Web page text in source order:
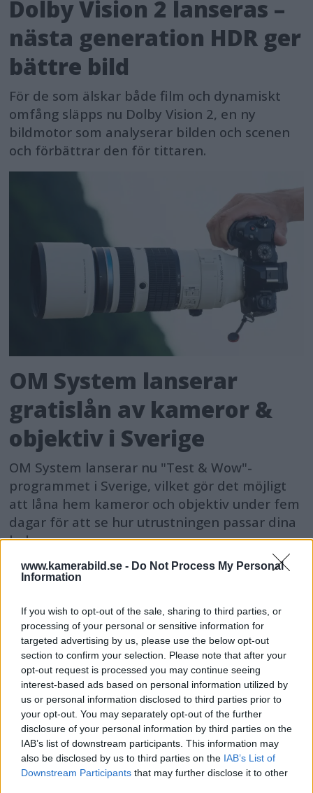
www.kamerabild.se - Do Not Process My Personal
Information
If you wish to opt-out of the sale, sharing to third parties, or
processing of your personal or sensitive information for
targeted advertising by us, please use the below opt-out
section to confirm your selection. Please note that after your
opt-out request is processed you may continue seeing
interest-based ads based on personal information utilized by
us or personal information disclosed to third parties prior to
your opt-out. You may separately opt-out of the further
disclosure of your personal information by third parties on the
IAB’s list of downstream participants. This information may
also be disclosed by us to third parties on the IAB’s List of
Downstream Participants that may further disclose it to other
Dolby Vision 2 lanseras –
nästa generation HDR ger
bättre bild
För de som älskar både film och dynamiskt
omfång släpps nu Dolby Vision 2, en ny
bildmotor som analyserar bilden och scenen
och förbättrar den för tittaren.
OM System lanserar
gratislån av kameror &
objektiv i Sverige
OM System lanserar nu "Test & Wow"-
programmet i Sverige, vilket gör det möjligt
att låna hem kameror och objektiv under fem
dagar för att se hur utrustningen passar dina
behov.
MEST LÄST JUST NU
DJI Osmo Pocket 4P
släppt – får 10-bitars D-
Log 2 & 3x optisk zoom
Sony lägger bud på
Tamron – kan vara värt
12 miljarder kronor